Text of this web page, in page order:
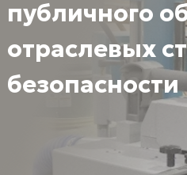
публичного
отраслевых
безопасности